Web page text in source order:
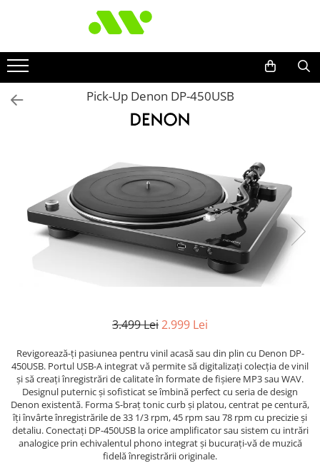
Pick-Up Denon DP-450USB
3.499 Lei2.999 Lei
Revigorează-ți pasiunea pentru vinil acasă sau din plin cu Denon DP-
450USB. Portul USB-A integrat vă permite să digitalizați colecția de vinil
și să creați înregistrări de calitate în formate de fișiere MP3 sau WAV.
Designul puternic și sofisticat se îmbină perfect cu seria de design
Denon existentă. Forma S-braț tonic curb și platou, centrat pe centură,
îți învârte înregistrările de 33 1/3 rpm, 45 rpm sau 78 rpm cu precizie și
detaliu. Conectați DP-450USB la orice amplificator sau sistem cu intrări
analogice prin echivalentul phono integrat și bucurați-vă de muzică
fidelă înregistrării originale.